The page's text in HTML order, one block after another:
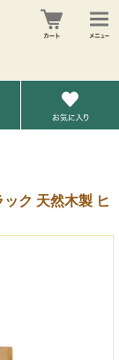
ク 天然木製 ヒ